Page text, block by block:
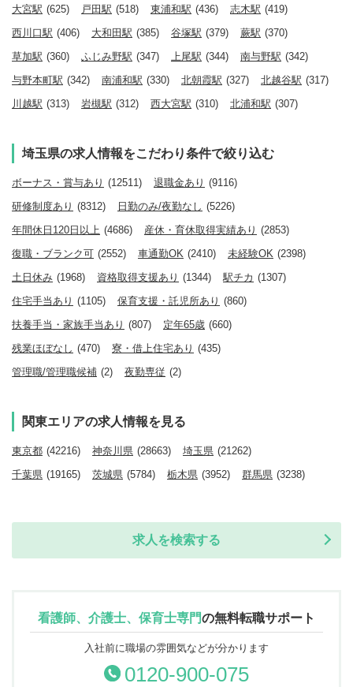
大宮駅 (625) 戸田駅 (518) 東浦和駅 (436) 志木駅 (419)
西川口駅 (406) 大和田駅 (385) 谷塚駅 (379) 蕨駅 (370)
草加駅 (360) ふじみ野駅 (347) 上尾駅 (344) 南与野駅 (342)
与野本町駅 (342) 南浦和駅 (330) 北朝霞駅 (327) 北越谷駅 (317)
川越駅 (313) 岩槻駅 (312) 西大宮駅 (310) 北浦和駅 (307)
埼玉県の求人情報をこだわり条件で絞り込む
ボーナス・賞与あり (12511) 退職金あり (9116)
研修制度あり (8312) 日勤のみ/夜勤なし (5226)
年間休日120日以上 (4686) 産休・育休取得実績あり (2853)
復職・ブランク可 (2552) 車通勤OK (2410) 未経験OK (2398)
土日休み (1968) 資格取得支援あり (1344) 駅チカ (1307)
住宅手当あり (1105) 保育支援・託児所あり (860)
扶養手当・家族手当あり (807) 定年65歳 (660)
残業ほぼなし (470) 寮・借上住宅あり (435)
管理職/管理職候補 (2) 夜勤専従 (2)
関東エリアの求人情報を見る
東京都 (42216) 神奈川県 (28663) 埼玉県 (21262)
千葉県 (19165) 茨城県 (5784) 栃木県 (3952) 群馬県 (3238)
求人を検索する
看護師、介護士、保育士専門の無料転職サポート
入社前に職場の雰囲気などが分かります
0120-900-075